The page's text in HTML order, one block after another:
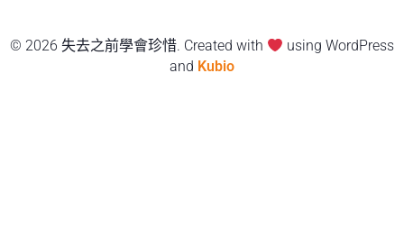
© 2026 失去之前學會珍惜. Created with
using WordPress
and Kubio